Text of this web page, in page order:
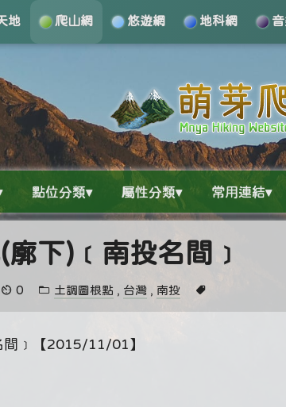
地 爬山網 悠遊網 地科網
點位分類▾ 屬性分類▾ 常用連結▾
下)﹝南投名間﹞
0 土調圖根點 , 台灣 , 南投
﹞【2015/11/01】